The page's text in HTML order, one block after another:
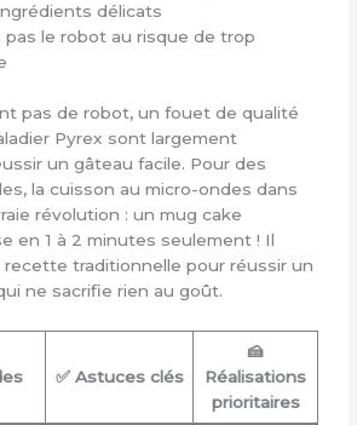
délicats
pas le robot au risque de trop
pas de robot, un fouet de qualité
Pyrex sont largement
un gâteau facile. Pour des
la cuisson au micro-ondes dans
révolution : un mug cake
en 1 à 2 minutes seulement ! Il
recette traditionnelle pour réussir un
ne sacrifie rien au goût.
✅ Astuces clés
🍰
Réalisations
prioritaires